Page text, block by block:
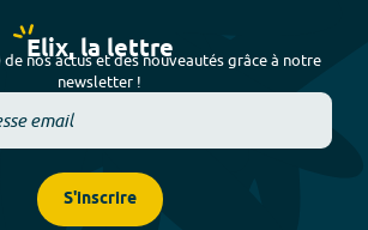
Elix, la lettre
de nos actus et des nouveautés grâce à notre
newsletter !
S'inscrire